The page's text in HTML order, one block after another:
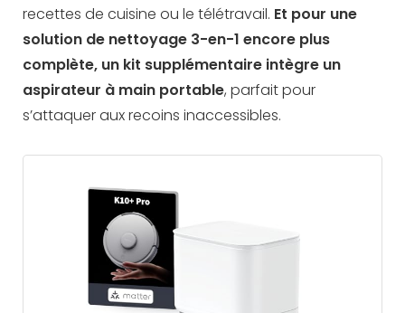
recettes de cuisine ou le télétravail. Et pour une
solution de nettoyage 3-en-1 encore plus
complète, un kit supplémentaire intègre un
aspirateur à main portable, parfait pour
s’attaquer aux recoins inaccessibles.